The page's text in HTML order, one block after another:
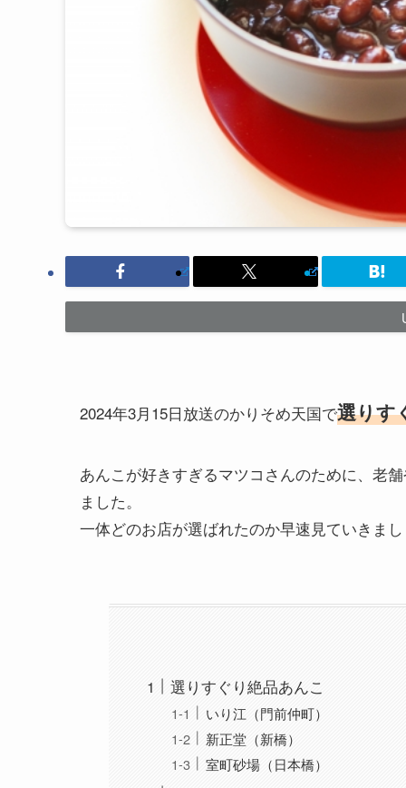
2024年3月15日放送のかりそめ天国で選りす
あんこが好きすぎるマツコさんのために、老
ました。
一体どのお店が選ばれたのか早速見ていきま
選りすぐり絶品あんこ
いり江（門前仲町）
新正堂（新橋）
室町砂場（日本橋）